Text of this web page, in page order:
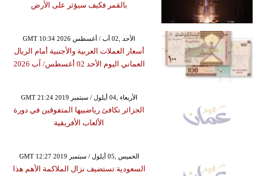
بالقمر فكيف سيؤثر على الأرض
GMT 10:34 2026 الأحد ,02 آب / أغسطس
أسعار العملات العربية والأجنبية أمام الريال
العماني اليوم الأحد 02 أغسطس/ آب 2026
GMT 21:24 2019 الأربعاء ,04 أيلول / سبتمبر
الجزائر تكافئ رياضييها المتفوقين في دورة
الألعاب الأفريقية
GMT 12:27 2019 الخميس ,05 أيلول / سبتمبر
السعودية تستضيف نزال الملاكمة الأهم هذا